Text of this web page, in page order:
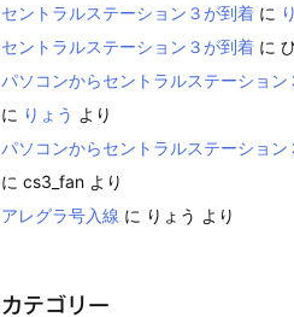
セントラルステーション３が到着 に
セントラルステーション３が到着 に
パソコンからセントラルステーション
に りょう より
パソコンからセントラルステーション
に cs3_fan より
アレグラ号入線 に りょう より
カテゴリー